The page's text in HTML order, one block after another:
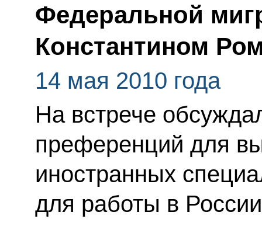
Федеральной
Константином
14 мая 2010 года
На встрече
преференций для
иностранных
для работы в